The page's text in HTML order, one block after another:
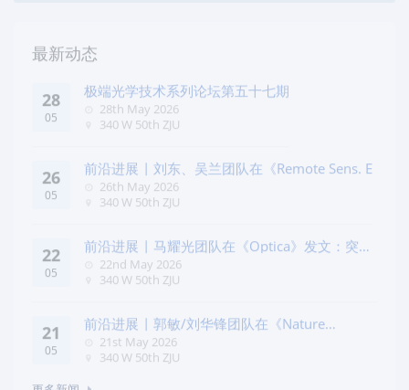
最新动态
28
05
极端光学技术系列论坛第五十七期
28th May 2026
340 W 50th ZJU
26
05
前沿进展 | 刘东、吴兰团队在《Remote Sens. E
26th May 2026
340 W 50th ZJU
22
05
前沿进展 | 马耀光团队在《Optica》发文：突破
几何相位
22nd May 2026
340 W 50th ZJU
21
05
前沿进展 | 郭敏/刘华锋团队在《Nature
Commun
21st May 2026
340 W 50th ZJU